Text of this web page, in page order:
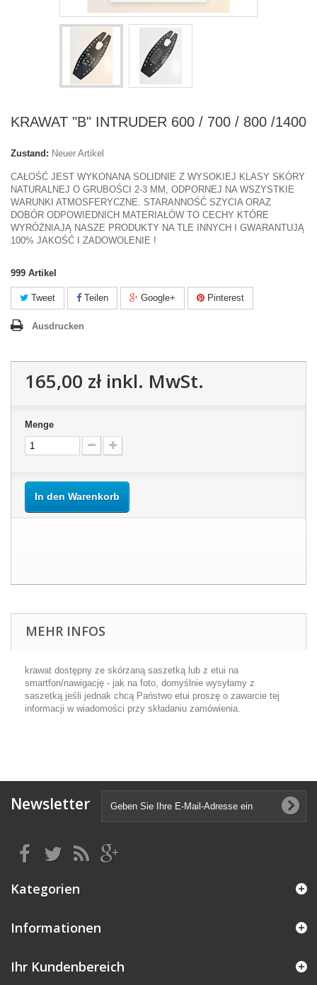
KRAWAT "B" INTRUDER 600 / 700 / 800 /1400
Zustand: Neuer Artikel
CAŁOŚĆ JEST WYKONANA SOLIDNIE Z WYSOKIEJ KLASY SKÓRY
NATURALNEJ O GRUBOŚCI 2-3 MM, ODPORNEJ NA WSZYSTKIE
WARUNKI ATMOSFERYCZNE. STARANNOŚĆ SZYCIA ORAZ
DOBÓR ODPOWIEDNICH MATERIAŁÓW TO CECHY KTÓRE
WYRÓŻNIAJĄ NASZE PRODUKTY NA TLE INNYCH I GWARANTUJĄ
100% JAKOŚĆ I ZADOWOLENIE !
999 Artikel
Tweet Teilen Google+ Pinterest
Ausdrucken
165,00 złinkl. MwSt.
Menge
In den Warenkorb
MEHR INFOS
krawat dostępny ze skórzaną saszetką lub z etui na
smartfon/nawigację - jak na foto, domyślnie wysyłamy z
saszetką jeśli jednak chcą Państwo etui proszę o zawarcie tej
informacji w wiadomości przy składaniu zamówienia.
Newsletter
Kategorien
Informationen
Ihr Kundenbereich